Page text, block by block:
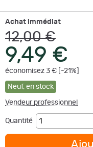
Achat immédiat
12,00 €
9,49 €
économisez 3 € [-21%]
Neuf, en stock
Vendeur professionnel
Quantité